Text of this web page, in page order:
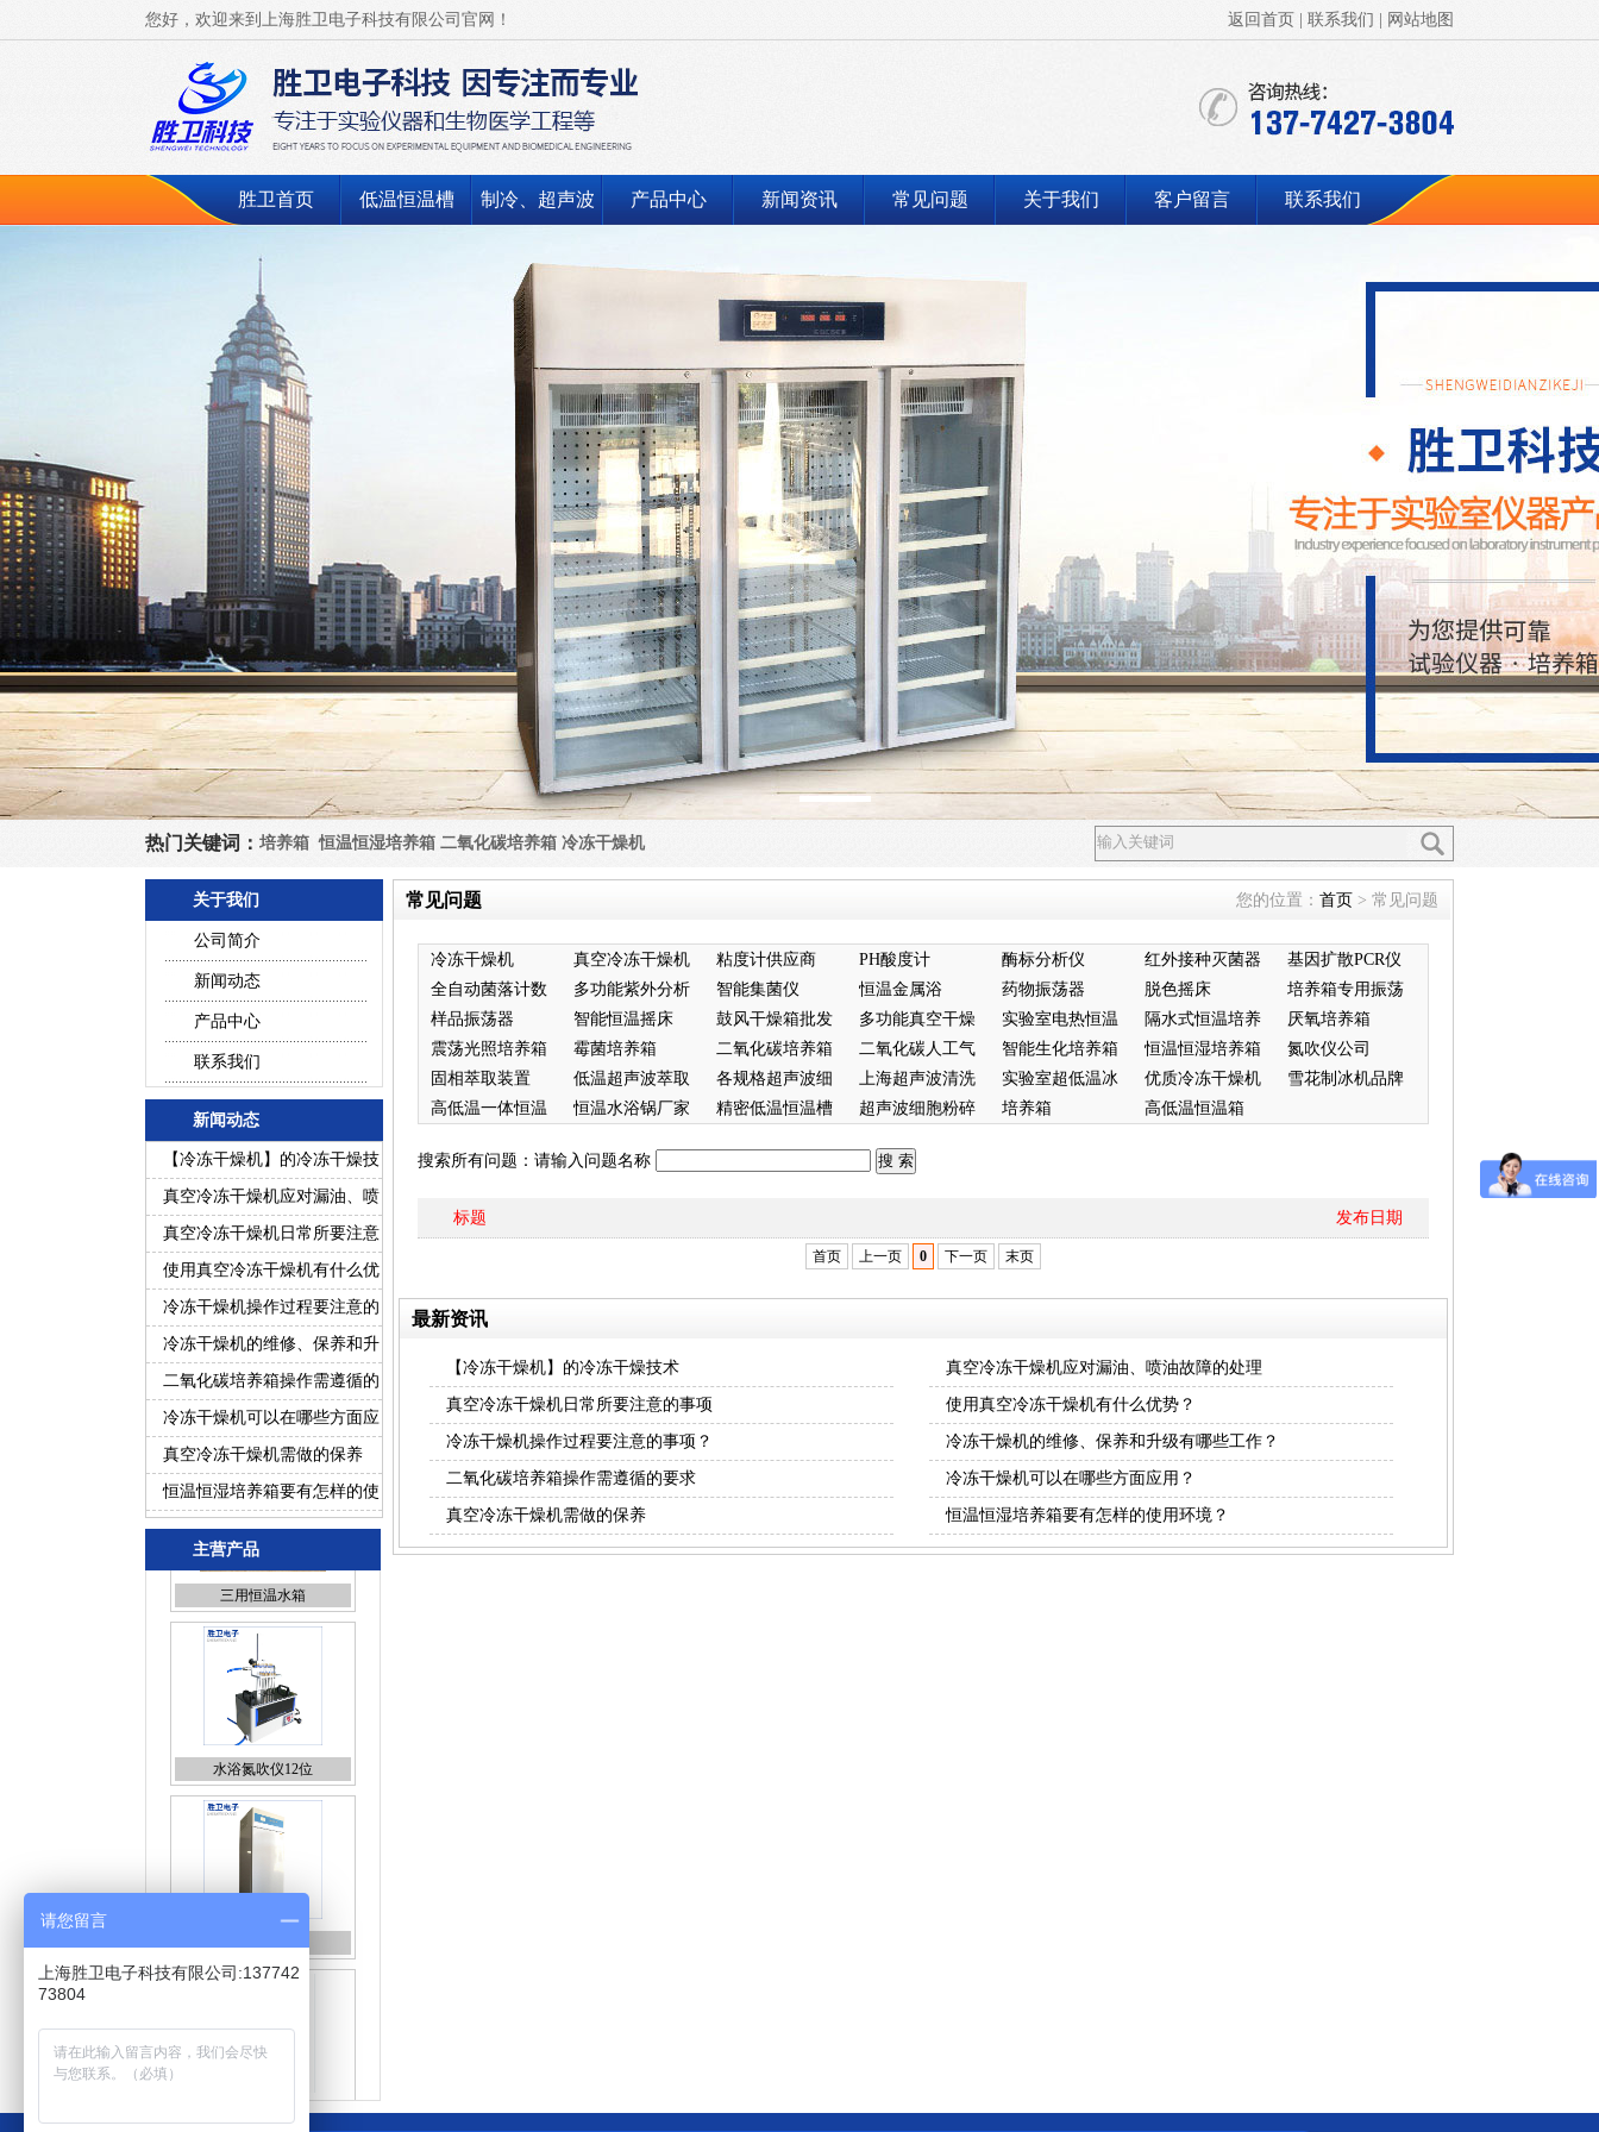
您好，欢迎来到上海胜卫电子科技有限公司官网！ 返回首页 联系我们 网站地图
胜卫首页 低温恒温槽 制冷、超声波 产品中心 新闻资讯 常见问题 关于我们 客户留言 联系我们
热门关键词： 培养箱 恒温恒湿培养箱 二氧化碳培养箱 冷冻干燥机
关于我们
公司简介
新闻动态
产品中心
联系我们
新闻动态
【冷冻干燥机】的冷冻干燥技
真空冷冻干燥机应对漏油、喷
油故障的处理
真空冷冻干燥机日常所要注意
的事项
使用真空冷冻干燥机有什么优
势？
冷冻干燥机操作过程要注意的
事项？
冷冻干燥机的维修、保养和升
级有哪些工作？
二氧化碳培养箱操作需遵循的
要求
冷冻干燥机可以在哪些方面应
用？
真空冷冻干燥机需做的保养
恒温恒湿培养箱要有怎样的使
用环境？
主营产品
水浴氮吹仪12位
常见问题 您的位置： 首页 > 常见问题
冷冻干燥机 真空冷冻干燥机 粘度计供应商 PH酸度计 酶标分析仪 红外接种灭菌器
基因扩散PCR仪
全自动菌落计数
器
多功能紫外分析
仪
智能集菌仪 恒温金属浴 药物振荡器 脱色摇床
培养箱专用振荡
器
样品振荡器 智能恒温摇床 鼓风干燥箱批发
多功能真空干燥
箱
实验室电热恒温
培养箱
隔水式恒温培养
箱
厌氧培养箱
震荡光照培养箱
霉菌培养箱
二氧化碳培养箱
报价
二氧化碳人工气
候箱
智能生化培养箱 恒温恒湿培养箱
氮吹仪公司
固相萃取装置
低温超声波萃取
仪
各规格超声波细
胞粉碎机
上海超声波清洗
机
实验室超低温冰
箱
优质冷冻干燥机
雪花制冰机品牌
高低温一体恒温
恒温水浴锅厂家 精密低温恒温槽
超声波细胞粉碎
培养箱 高低温恒温箱
搜索所有问题：请输入问题名称
标题 发布日期
首页 上一页 0 下一页 末页
最新资讯
【冷冻干燥机】的冷冻干燥技术 真空冷冻干燥机应对漏油、喷油故障的处理
真空冷冻干燥机日常所要注意的事项 使用真空冷冻干燥机有什么优势？
冷冻干燥机操作过程要注意的事项？ 冷冻干燥机的维修、保养和升级有哪些工作？
二氧化碳培养箱操作需遵循的要求 冷冻干燥机可以在哪些方面应用？
真空冷冻干燥机需做的保养 恒温恒湿培养箱要有怎样的使用环境？
请您留言
上海胜卫电子科技有限公司:137742
73804